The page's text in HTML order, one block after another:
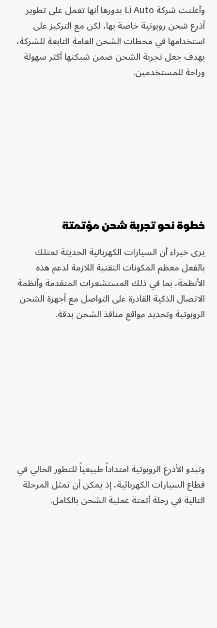
وأعلنت شركة Li Auto بدورها أنها تعمل على تطوير
أذرع شحن روبوتية خاصة بها، لكن مع التركيز على
استخدامها في محطات الشحن العامة التابعة للشركة،
بهدف جعل تجربة الشحن ضمن شبكتها أكثر سهولة
وراحة للمستخدمين.
خطوة نحو تجربة شحن مؤتمتة
يرى خبراء أن السيارات الكهربائية الحديثة تمتلك
بالفعل معظم المكونات التقنية اللازمة لدعم هذه
الأنظمة، بما في ذلك المستشعرات المتقدمة وأنظمة
الاتصال الذكية القادرة على التواصل مع أجهزة الشحن
الروبوتية وتحديد مواقع منافذ الشحن بدقة.
وتبدو الأذرع الروبوتية امتداداً طبيعياً للتطور الحالي في
قطاع السيارات الكهربائية، إذ يمكن أن تمثل المرحلة
التالية في رحلة أتمتة عملية الشحن بالكامل.